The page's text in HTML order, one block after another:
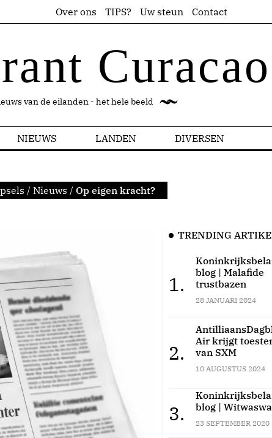
Over ons TIPS? Uw steun Contact
Curacao
van de eilanden - het hele beeld
NIEUWS LANDEN DIVERSEN
/ Nieuws / Op eigen kracht?
TRENDING
1.
blog | Malafide
trustbazen
28 JANUARI 2024
2.
Air krijgt
van SXM
10 AUGUSTUS 2024
3.
blog |
23 SEPTEMBER 2020